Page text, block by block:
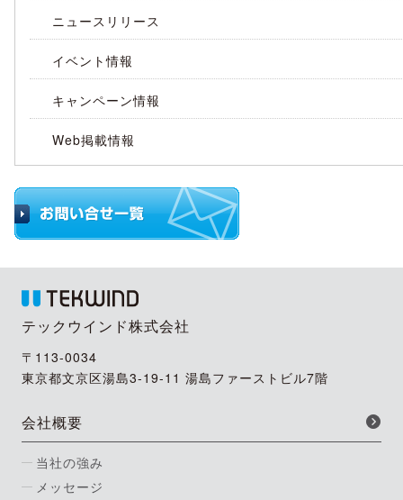
ニュースリリース
イベント情報
キャンペーン情報
Web掲載情報
テックウインド株式会社
〒113-0034
東京都文京区湯島3-19-11 湯島ファーストビル7階
会社概要
当社の強み
メッセージ